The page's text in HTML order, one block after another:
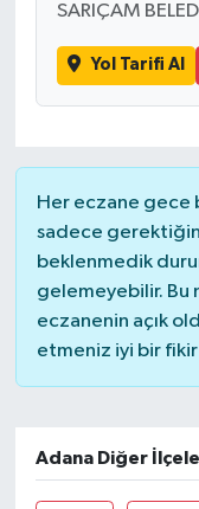
SARIÇAM
Yol Tarifi Al
Her eczane gece
sadece
beklenmedik
gelemeyebilir. Bu
eczanenin açık
etmeniz iyi bir fikir
Adana Diğer